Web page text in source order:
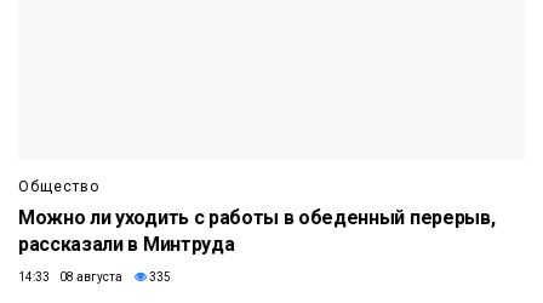
Общество
Можно ли уходить с работы в обеденный перерыв,
рассказали в Минтруда
14:33 08 августа 335